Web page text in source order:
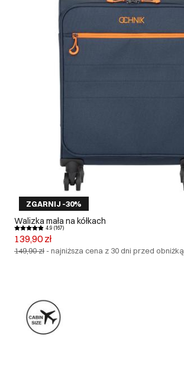
ZGARNIJ -30%
Walizka mała na kółkach
4.9 (167)
139,90 zł
149,90 zł -najniższa cena z 30 dni przed obniżką